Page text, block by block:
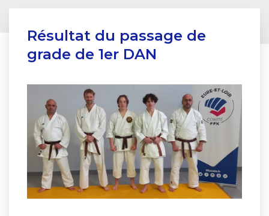
Résultat du passage de
grade de 1er DAN